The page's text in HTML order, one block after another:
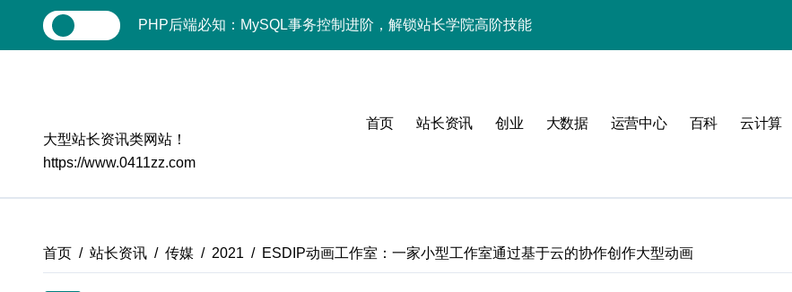
到
PHP后端必知：MySQL事务控制进阶，解锁站长学院高阶技能
MySQL进阶实战：以科技之力，铸就后端事务性能优化新体验
Go语言MySQL事务控制：技术实战解密与科技优化秘籍
零基础启航：站长学院带你玩转MySQL事务控制绝技！
容器视角揭秘：MySQL事务处理实战科技精粹
大型站长资讯类网站！
https://www.0411zz.com
首页 站长资讯 创业 大数据 运营中心 百科 云计算
首页 站长资讯 传媒 2021 ESDIP动画工作室：一家小型工作室通过基于云的协作创作大型动画